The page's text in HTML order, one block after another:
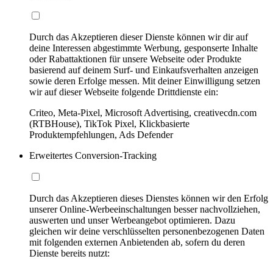
Durch das Akzeptieren dieser Dienste können wir dir auf
deine Interessen abgestimmte Werbung, gesponserte Inhalte
oder Rabattaktionen für unsere Webseite oder Produkte
basierend auf deinem Surf- und Einkaufsverhalten anzeigen
sowie deren Erfolge messen. Mit deiner Einwilligung setzen
wir auf dieser Webseite folgende Drittdienste ein:
Criteo, Meta-Pixel, Microsoft Advertising, creativecdn.com
(RTBHouse), TikTok Pixel, Klickbasierte
Produktempfehlungen, Ads Defender
Erweitertes Conversion-Tracking
Durch das Akzeptieren dieses Dienstes können wir den Erfolg
unserer Online-Werbeeinschaltungen besser nachvollziehen,
auswerten und unser Werbeangebot optimieren. Dazu
gleichen wir deine verschlüsselten personenbezogenen Daten
mit folgenden externen Anbietenden ab, sofern du deren
Dienste bereits nutzt: